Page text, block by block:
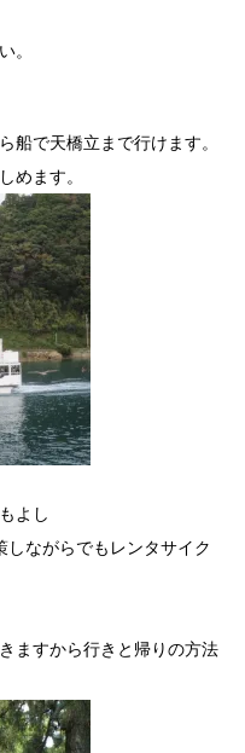
。
船で天橋立まで行けます。
めます。
よし
ながらでもレンタサイク
ますから行きと帰りの方法